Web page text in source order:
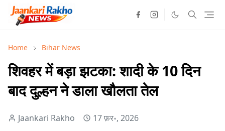
Home Bihar News
शिवहर में बड़ा झटका: शादी के 10 दिन
बाद दुल्हन ने डाला खौलता तेल
Jaankari Rakho 17 फ़र॰, 2026